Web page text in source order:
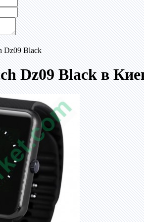
Dz09 Black
Dz09 Black в